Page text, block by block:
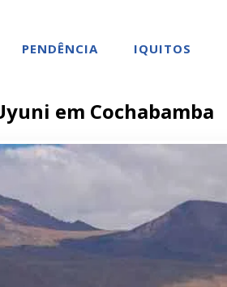
PENDÊNCIA IQUITOS
em Cochabamba